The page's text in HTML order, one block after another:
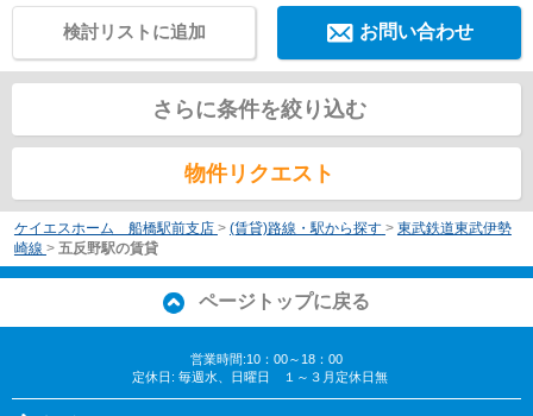
お問い合わせ
検討リストに追加
さらに条件を絞り込む
物件リクエスト
ケイエスホーム 船橋駅前支店 > (賃貸)路線・駅から探す > 東武鉄道東武伊勢
崎線 > 五反野駅の賃貸
ページトップに戻る
営業時間:10：00～18：00
定休日: 毎週水、日曜日 １～３月定休日無